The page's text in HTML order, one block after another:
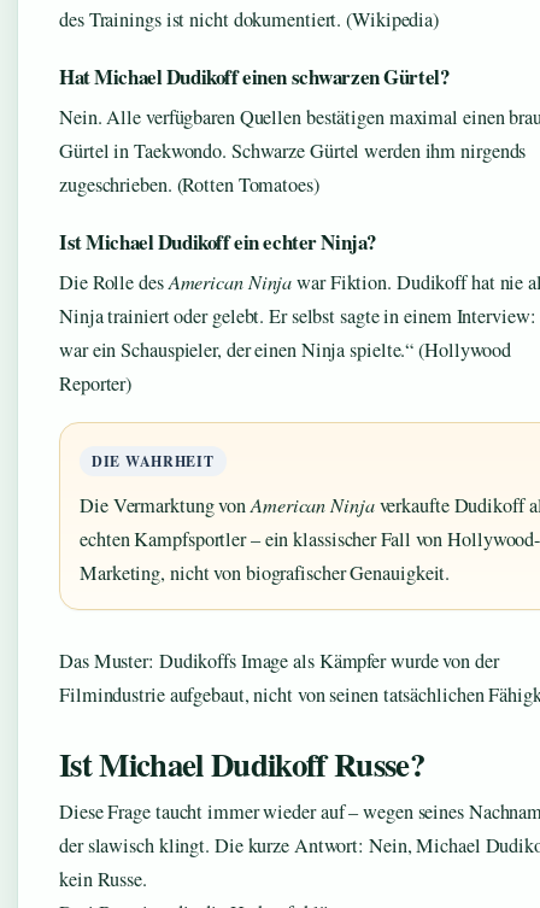
des Trainings ist nicht dokumentiert. (Wikipedia)
Hat Michael Dudikoff einen schwarzen Gürtel?
Nein. Alle verfügbaren Quellen bestätigen maximal einen
Gürtel in Taekwondo. Schwarze Gürtel werden ihm nirgends
zugeschrieben. (Rotten Tomatoes)
Ist Michael Dudikoff ein echter Ninja?
Die Rolle desAmerican Ninjawar Fiktion. Dudikoff hat nie
Ninja trainiert oder gelebt. Er selbst sagte in einem Interview:
war ein Schauspieler, der einen Ninja spielte.“ (Hollywood
Reporter)
DIE WAHRHEIT
Die Vermarktung vonAmerican Ninjaverkaufte Dudikoff
echten Kampfsportler – ein klassischer Fall von Hollywood-
Marketing, nicht von biografischer Genauigkeit.
Das Muster: Dudikoffs Image als Kämpfer wurde von der
Filmindustrie aufgebaut, nicht von seinen tatsächlichen
Ist Michael Dudikoff Russe?
Diese Frage taucht immer wieder auf – wegen seines
der slawisch klingt. Die kurze Antwort: Nein, Michael
kein Russe.